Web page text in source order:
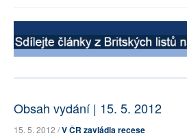
Obsah vydání | 15. 5. 2012
15. 5. 2012 /V ČR zavládla recese